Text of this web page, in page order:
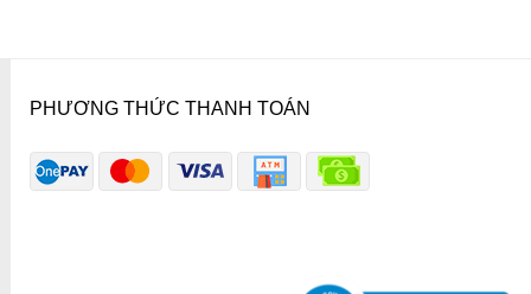
PHƯƠNG THỨC THANH TOÁN